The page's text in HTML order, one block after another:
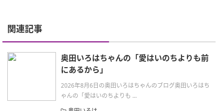
関連記事
奥田いろはちゃんの「愛はいのちよりも前
にあるから」
2026年8月6日の奥田いろはちゃんのブログ奥田いろはち
ゃんの「愛はいのちよりも ...